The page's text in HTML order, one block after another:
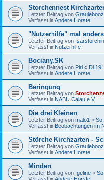
Storchennest
Letzter Beitrag von Graulebooz
Verfasst in Andere Horste
"Nutzerhilfe" mal anders
Letzter Beitrag von Isarstörchin
Verfasst in Nutzerhilfe
Bociany.SK
Letzter Beitrag von Piri « Di 19.
Verfasst in Andere Horste
Beringung
Letzter Beitrag von
Verfasst in NABU Calau e.V
Die drei Kleinen
Letzter Beitrag von malo1 « So
Verfasst in Beobachtungen im
Störche Kirchzarten -
Letzter Beitrag von Graulebooz
Verfasst in Andere Horste
Minden
Letzter Beitrag von Igeline « So
Verfasst in Andere Horste